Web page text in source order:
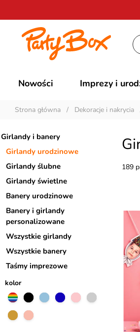
Nowości Imprezy i
Strona główna / Dekoracje i nakrycia
189
Girlandy i banery
Girlandy urodzinowe
Girlandy ślubne
Girlandy świetlne
Banery urodzinowe
Banery i girlandy
personalizowane
Wszystkie girlandy
Wszystkie banery
Taśmy imprezowe
kolor